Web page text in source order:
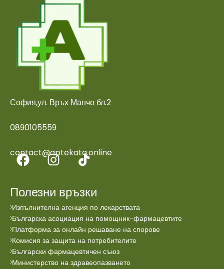
София,ул. Връх Манчо бл.2
0890105559
contact@aptekata.online
Полезни връзки
Изпълнителна агенция по лекарствата
Българска асоциация на помощник-фармацевтите
Платформа за онлайн решаване на спорове
Комисия за защита на потребителите
Български фармацевтичен съюз
Министерство на здравеопазването